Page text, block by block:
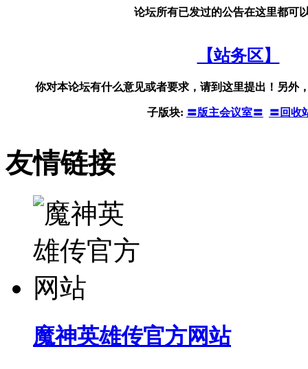
论坛所有已发过的公告在这里都可
【站务区】
你对本论坛有什么意见或者要求，请到这里提出！另外
子版块: 〓版主会议室〓 〓回收
友情链接
魔神英雄传官方网站